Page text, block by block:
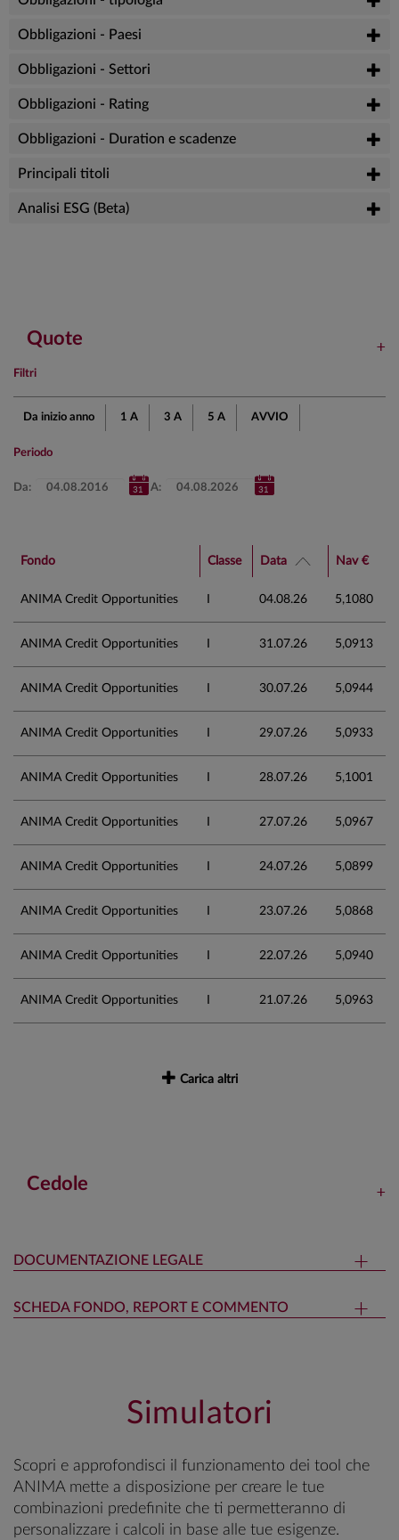
Obbligazioni - Paesi
Obbligazioni - Settori
Obbligazioni - Rating
Obbligazioni - Duration e scadenze
Principali titoli
Analisi ESG (Beta)
Quote
Filtri
Da inizio anno 1 A 3 A 5 A AVVIO
Periodo
Da: A:
Fondo Classe Data Nav €
ANIMA Credit Opportunities 04.08.26 5,1080
ANIMA Credit Opportunities 31.07.26 5,0913
ANIMA Credit Opportunities 30.07.26 5,0944
ANIMA Credit Opportunities 29.07.26 5,0933
ANIMA Credit Opportunities 28.07.26 5,1001
ANIMA Credit Opportunities 27.07.26 5,0967
ANIMA Credit Opportunities 24.07.26 5,0899
ANIMA Credit Opportunities 23.07.26 5,0868
ANIMA Credit Opportunities 22.07.26 5,0940
ANIMA Credit Opportunities 21.07.26 5,0963
Carica altri
Cedole
DOCUMENTAZIONE LEGALE
SCHEDA FONDO, REPORT E COMMENTO
Simulatori
Scopri e approfondisci il funzionamento dei tool che
ANIMA mette a disposizione per creare le tue
combinazioni predefinite che ti permetteranno di
personalizzare i calcoli in base alle tue esigenze.